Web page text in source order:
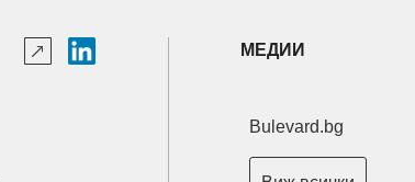
МЕДИИ
Bulevard.bg